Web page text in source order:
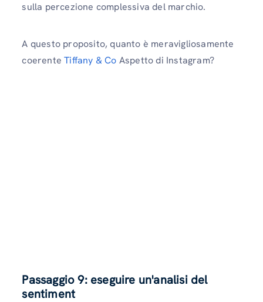
sulla percezione complessiva del marchio.
A questo proposito, quanto è meravigliosamente
coerenteTiffany & Co Aspetto di Instagram?
Passaggio 9: eseguire un'analisi del
sentiment